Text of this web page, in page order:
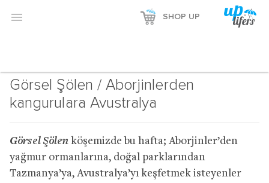
 SHOP UP
Görsel Şölen / Aborjinlerden
kangurulara Avustralya
Görsel Şölen köşemizde bu hafta; Aborjinler’den
yağmur ormanlarına, doğal parklarından
Tazmanya’ya, Avustralya’yı keşfetmek isteyenler